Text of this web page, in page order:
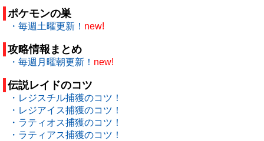
ポケモンの巣
・毎週土曜更新！ new!
攻略情報まとめ
・毎週月曜朝更新！ new!
伝説レイドのコツ
・レジスチル捕獲のコツ！
・レジアイス捕獲のコツ！
・ラティオス捕獲のコツ！
・ラティアス捕獲のコツ！